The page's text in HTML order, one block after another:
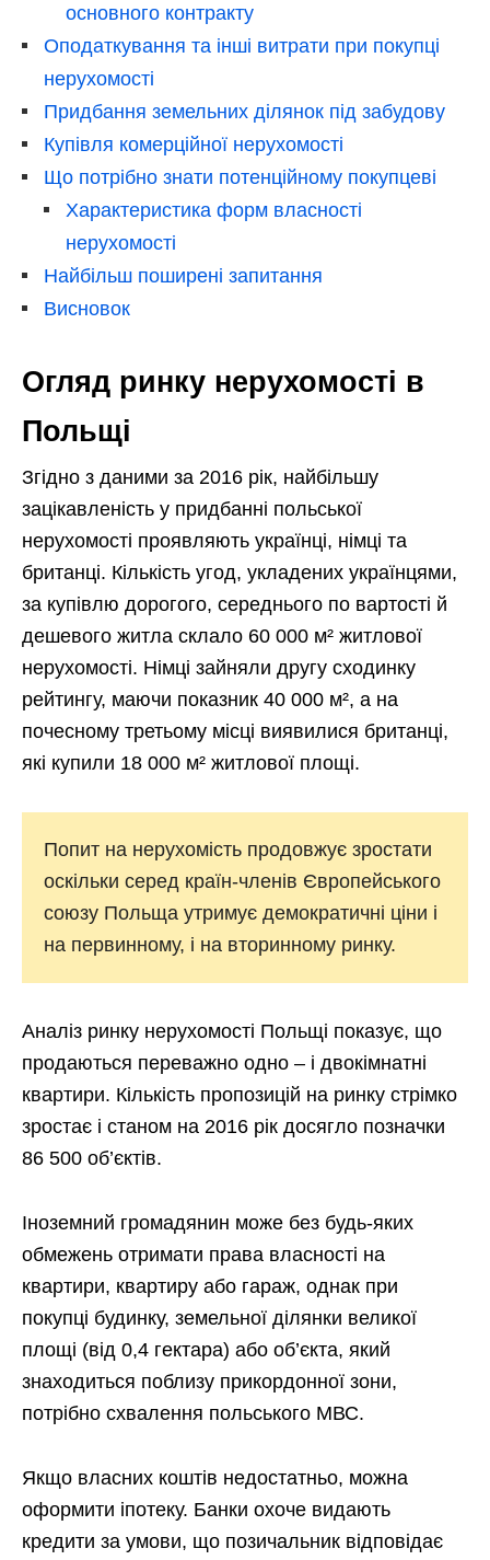
основного контракту
Оподаткування та інші витрати при покупці
нерухомості
Придбання земельних ділянок під забудову
Купівля комерційної нерухомості
Що потрібно знати потенційному покупцеві
Характеристика форм власності
нерухомості
Найбільш поширені запитання
Висновок
Огляд ринку нерухомості в
Польщі
Згідно з даними за 2016 рік, найбільшу
зацікавленість у придбанні польської
нерухомості проявляють українці, німці та
британці. Кількість угод, укладених українцями,
за купівлю дорогого, середнього по вартості й
дешевого житла склало 60 000 м² житлової
нерухомості. Німці зайняли другу сходинку
рейтингу, маючи показник 40 000 м², а на
почесному третьому місці виявилися британці,
які купили 18 000 м² житлової площі.
Попит на нерухомість продовжує зростати
оскільки серед країн-членів Європейського
союзу Польща утримує демократичні ціни і
на первинному, і на вторинному ринку.
Аналіз ринку нерухомості Польщі показує, що
продаються переважно одно – і двокімнатні
квартири. Кількість пропозицій на ринку стрімко
зростає і станом на 2016 рік досягло позначки
86 500 об’єктів.
Іноземний громадянин може без будь-яких
обмежень отримати права власності на
квартири, квартиру або гараж, однак при
покупці будинку, земельної ділянки великої
площі (від 0,4 гектара) або об’єкта, який
знаходиться поблизу прикордонної зони,
потрібно схвалення польського МВС.
Якщо власних коштів недостатньо, можна
оформити іпотеку. Банки охоче видають
кредити за умови, що позичальник відповідає